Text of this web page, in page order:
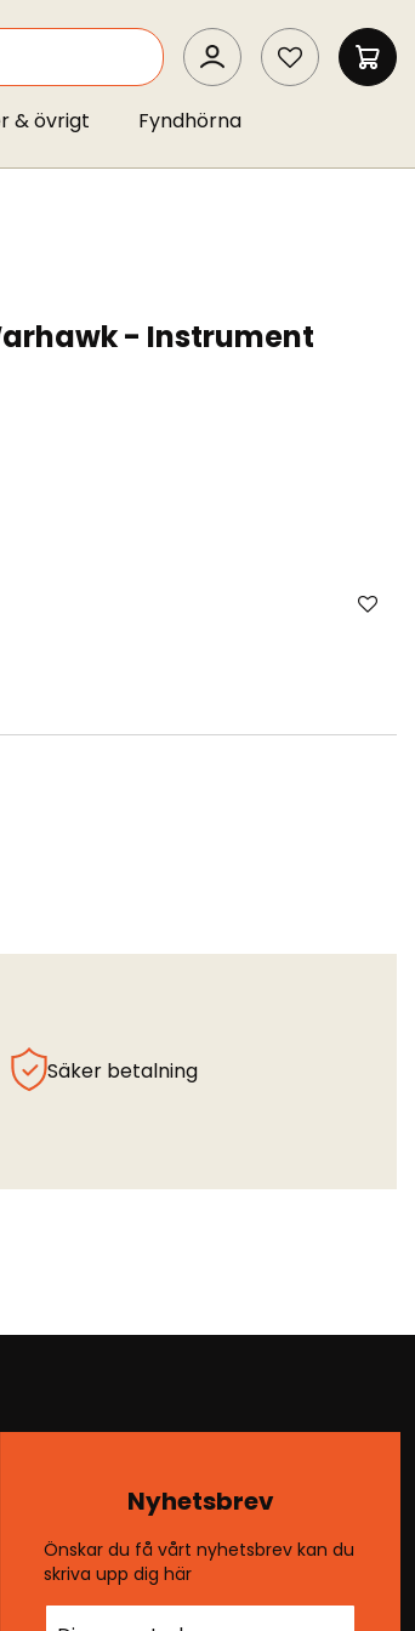
SEARCH
MIN
& övrigt Fyndhörna
- Instrument
Säker betalning
Nyhetsbrev
Önskar du få vårt nyhetsbrev kan du
skriva upp dig här